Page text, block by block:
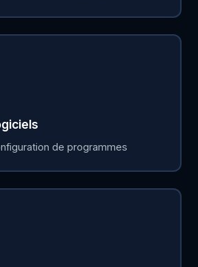
de programmes